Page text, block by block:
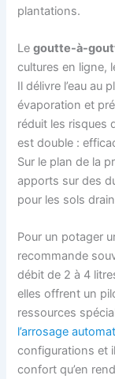
plantations.
Legoutte-à-
cultures en ligne,
Il délivre l’eau au
évaporation et
réduit les risques
est double :
Sur le plan de la
apports sur des
pour les sols
Pour un potager
recommande
débit de 2 à 4
elles offrent un
ressources
l’arrosage
configurations et
confort qu’en